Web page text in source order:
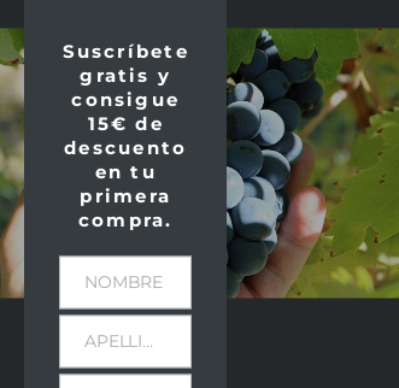
Suscríbete
gratis y
consigue
15€ de
descuento
en tu
primera
compra.
NOMBRE
APELLIDOS